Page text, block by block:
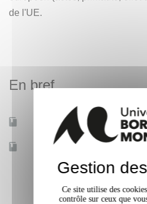
de l'UE.
En bref
Mobilité d'études Oui
Accessible à distance
Gestion
Ce site utilise des
contrôle sur ceux que